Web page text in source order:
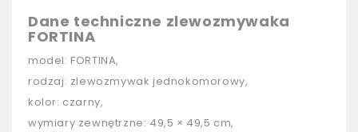
Dane techniczne zlewozmywaka
FORTINA
model: FORTINA,
rodzaj: zlewozmywak jednokomorowy,
kolor: czarny,
wymiary zewnętrzne: 49,5 × 49,5 cm,